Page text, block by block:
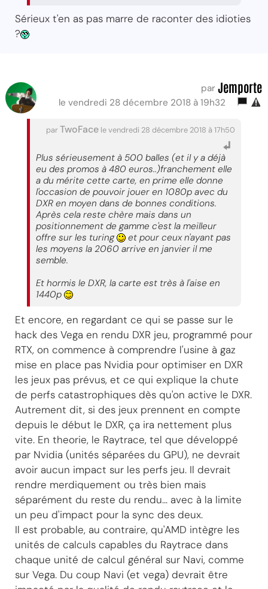
Sérieux t'en as pas marre de raconter des idioties
?
par Jemporte
le vendredi 28 décembre 2018 à 19h32
parTwoFace le vendredi 28 décembre 2018 à 17h50
Plus sérieusement à 500 balles (et il y a déjà
eu des promos à 480 euros..)franchement elle
a du mérite cette carte, en prime elle donne
l'occasion de pouvoir jouer en 1080p avec du
DXR en moyen dans de bonnes conditions.
Après cela reste chère mais dans un
positionnement de gamme c'est la meilleur
offre sur les turing
et pour ceux n'ayant pas
les moyens la 2060 arrive en janvier il me
semble.
Et hormis le DXR, la carte est très à l'aise en
1440p
Et encore, en regardant ce qui se passe sur le
hack des Vega en rendu DXR jeu, programmé pour
RTX, on commence à comprendre l'usine à gaz
mise en place pas Nvidia pour optimiser en DXR
les jeux pas prévus, et ce qui explique la chute
de perfs catastrophiques dès qu'on active le DXR.
Autrement dit, si des jeux prennent en compte
depuis le début le DXR, ça ira nettement plus
vite. En theorie, le Raytrace, tel que développé
par Nvidia (unités séparées du GPU), ne devrait
avoir aucun impact sur les perfs jeu. Il devrait
rendre merdiquement ou très bien mais
séparément du reste du rendu... avec à la limite
un peu d'impact pour la sync des deux.
Il est probable, au contraire, qu'AMD intègre les
unités de calculs capables du Raytrace dans
chaque unité de calcul général sur Navi, comme
sur Vega. Du coup Navi (et vega) devrait être